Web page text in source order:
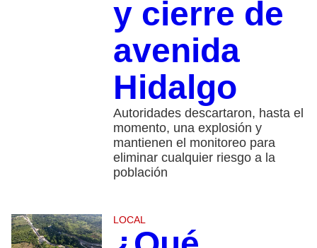
y cierre de
avenida
Hidalgo
Autoridades descartaron, hasta el
momento, una explosión y
mantienen el monitoreo para
eliminar cualquier riesgo a la
población
LOCAL